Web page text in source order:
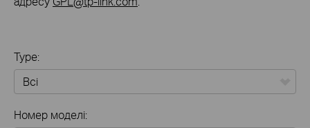
Type:
Номер моделі: